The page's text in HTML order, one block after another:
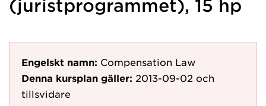
(juristprogrammet), 15 hp
Engelskt namn: Compensation Law
Denna kursplan gäller: 2013-09-02 och
tillsvidare